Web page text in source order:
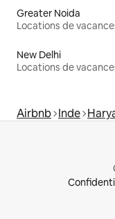
Greater Noida
Locations de
New Delhi
Locations de
Airbnb Inde